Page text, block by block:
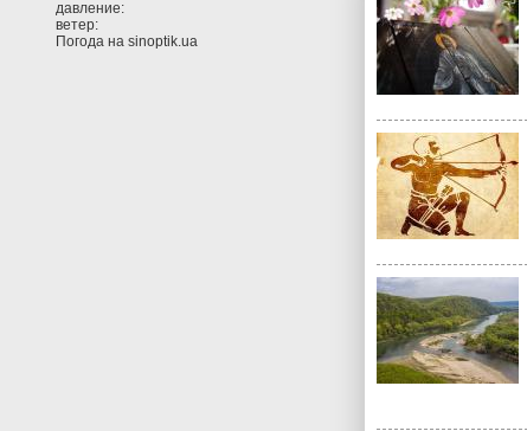
давление:
ветер:
Погода на sinoptik.ua